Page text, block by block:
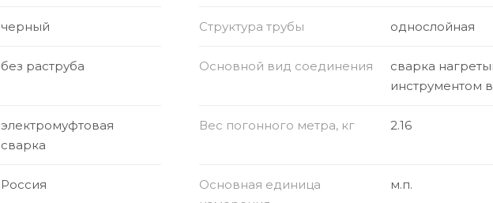
черный Структура трубы однослойная
без раструба Основной вид соединения
сварка
инструментом
электромуфтовая
сварка
Вес погонного метра, кг 2.16
Россия
Основная единица
м.п.